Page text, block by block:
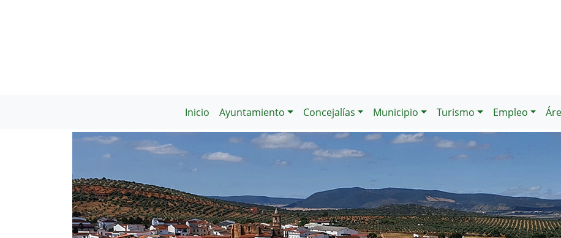
Inicio Ayuntamiento Concejalías Municipio Turismo Empleo